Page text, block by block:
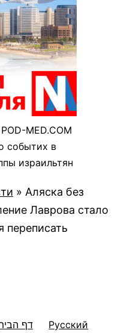
MED.COM
событих в
израильтян
» Аляска без
Лаврова стало
переписать
דף Русский